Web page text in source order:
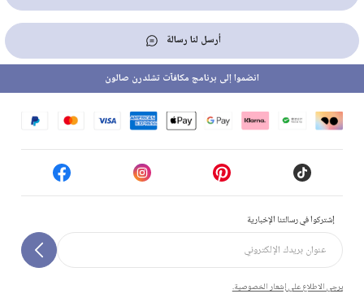
أرسل لنا رسالة
إشتركوا في رسالتنا الإخبارية
يرجى الاطلاع على إشعار الخصوصية.
انضموا إلى برنامج مكافآت تشلدرن صالون